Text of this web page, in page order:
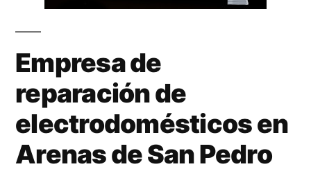
Empresa de
reparación de
electrodomésticos en
Arenas de San Pedro